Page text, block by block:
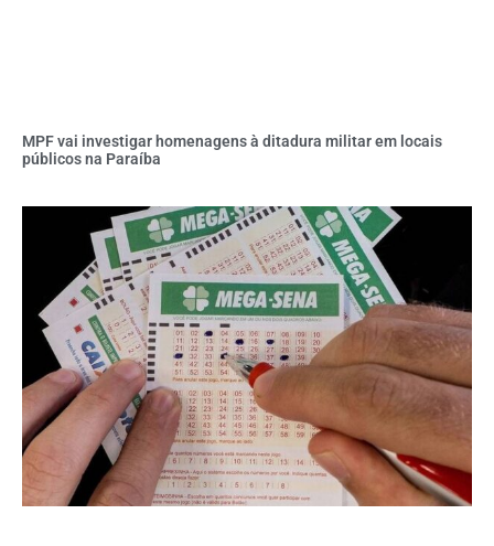
MPF vai investigar homenagens à ditadura militar em locais
públicos na Paraíba